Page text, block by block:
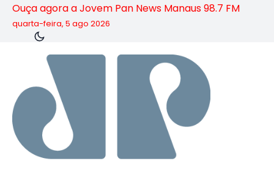
Ouça agora a Jovem Pan News Manaus 98.7 FM
quarta-feira, 5 ago 2026